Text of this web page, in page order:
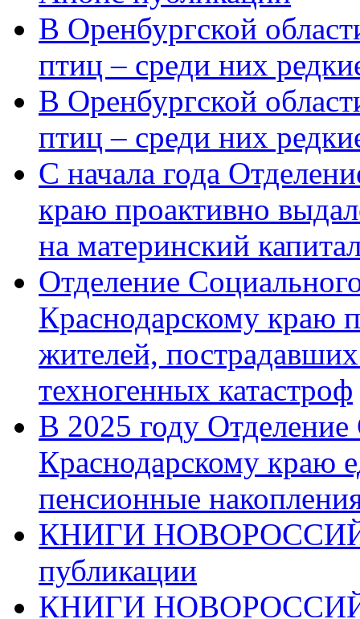
В Оренбургской
птиц – среди них
В Оренбургской
птиц – среди них
С начала года
краю проактивно
на материнский
Отделение
Краснодарскому краю
жителей,
техногенных катастроф
В 2025 году
Краснодарскому краю
пенсионные
КНИГИ
публикации
КНИГИ